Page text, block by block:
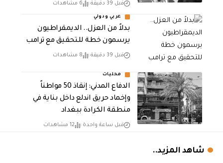
قبل 39 دقيقة 6 مشاهدات
عربي ودولي
بدلاً من العزل.. الديمقراطيون
يرسمون خطة للتحقيق مع ترامب
قبل 39 دقيقة 8 مشاهدات
محليات
الدفاع المدني: إنقاذ 50 مواطناً
وإخماد حريق اندلع داخل بناية في
منطقة الكرادة ببغداد
قبل ساعة واحدة 12 مشاهدات
شاهد المزيد..